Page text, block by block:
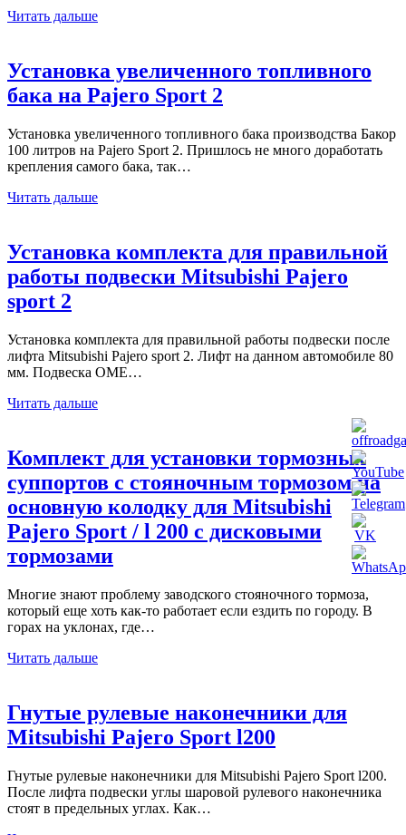
Читать дальше
Установка увеличенного топливного
бака на Pajero Sport 2
Установка увеличенного топливного бака производства Бакор
100 литров на Pajero Sport 2. Пришлось не много доработать
крепления самого бака, так…
Читать дальше
Установка комплекта для правильной
работы подвески Mitsubishi Pajero
sport 2
Установка комплекта для правильной работы подвески после
лифта Mitsubishi Pajero sport 2. Лифт на данном автомобиле 80
мм. Подвеска OME…
Читать дальше
Комплект для установки тормозных
суппортов с стояночным тормозом на
основную колодку для Mitsubishi
Pajero Sport / l 200 с дисковыми
тормозами
Многие знают проблему заводского стояночного тормоза,
который еще хоть как-то работает если ездить по городу. В
горах на уклонах, где…
Читать дальше
Гнутые рулевые наконечники для
Mitsubishi Pajero Sport l200
Гнутые рулевые наконечники для Mitsubishi Pajero Sport l200.
После лифта подвески углы шаровой рулевого наконечника
стоят в предельных углах. Как…